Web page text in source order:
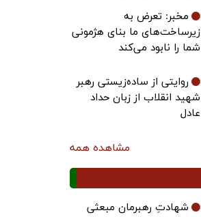
مخبر: تعرض به
زیرساخت‌های ما بنای هژمونی
شما را نابود می‌کند
روایتی از ساده‌زیستی رهبر
شهید انقلاب از زبان حداد
عادل
مشاهده همه
شهادتِ رهبرمان مبعثی